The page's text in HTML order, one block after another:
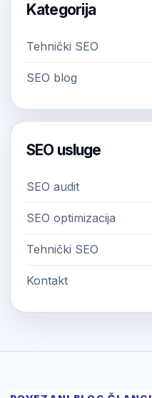
Kategorija
Tehnički SEO
SEO blog
SEO usluge
SEO audit
SEO optimizacija
Tehnički SEO
Kontakt